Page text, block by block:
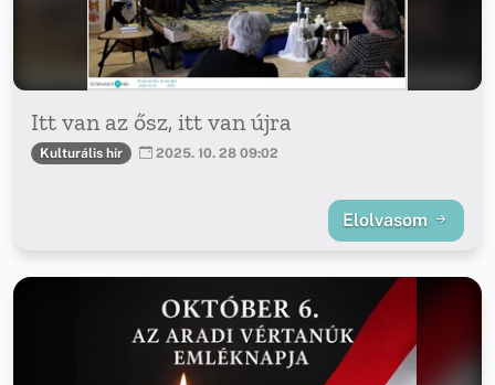
Itt van az ősz, itt van újra
Kulturális hír 2025. 10. 28 09:02
Elolvasom